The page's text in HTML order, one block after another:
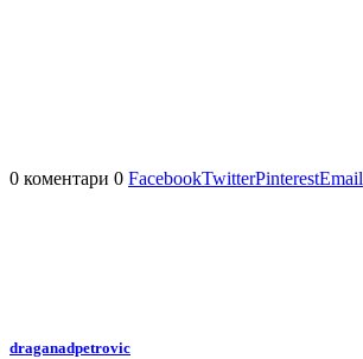
0 коментари 0 FacebookTwitterPinterestEmail
draganadpetrovic